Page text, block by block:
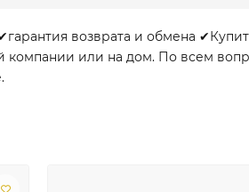
возврата и обмена
компании или на дом. По всем